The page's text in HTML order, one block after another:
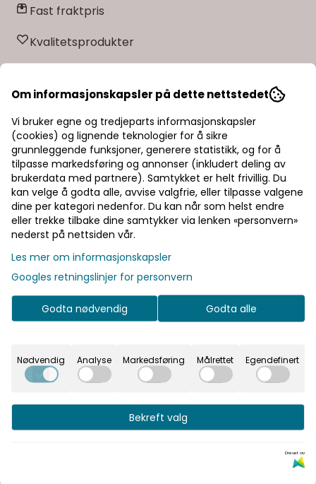
ferdigprodusert garn. Husk at du kan strikke med SOFT
MERINO, Dale Baby Ull og Lille Lerke etter samme oppskrift.
NB! SOFT MERINO kan toves, men husk at bleket, hvitt garn
IKKE kan toves (naturhvitt er ikke bleket). NB !
veiledende. Husk at du alltid skal følge strikkefastheten som
Fast fraktpris
Kvalitetsprodukter
Informasjon
Fiberinnhold: 100% Merino Extra Fine
Vekt og løpelengde: 50 gram = ca. 187 meter
Strikkefasthet: 28 masker masker på strikkepinne nr.
3 = 10 cm
Land: Italy
SOFT MERINOer spunnet av 100 % ekstra fin, naturlig
merinoull. Garnet er ikke superwashbehandlet, noe
som ivaretar ullas opprinnelige egenskaper. Det
Dermed får man et unikt og miljøvennlig merinogarn
uten noen form for plastbelegg.
SOFT MERINOer et spesielt flott garn til alle typer
finere strikkeplagg, og for deg som ønsker et mykt
Om informasjonskapsler på dette nettstedet
Vi bruker egne og tredjeparts informasjonskapsler
(cookies) og lignende teknologier for å sikre
grunnleggende funksjoner, generere statistikk, og for å
tilpasse markedsføring og annonser (inkludert deling av
brukerdata med partnere). Samtykket er helt frivillig. Du
kan velge å godta alle, avvise valgfrie, eller tilpasse valgene
dine per kategori nedenfor. Du kan når som helst endre
eller trekke tilbake dine samtykker via lenken «personvern»
nederst på nettsiden vår.
Les mer om informasjonskapsler
Googles retningslinjer for personvern
Godta nødvendig Godta alle
Nødvendig Analyse Markedsføring Målrettet Egendefinert
Bekreft valg
Drevet av